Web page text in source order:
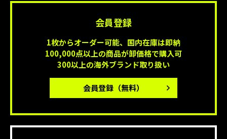
会員登録
1枚からオーダー可能、国内在庫は即納
100,000点以上の商品が卸価格で購入可
300以上の海外ブランド取り扱い
会員登録 （無料）